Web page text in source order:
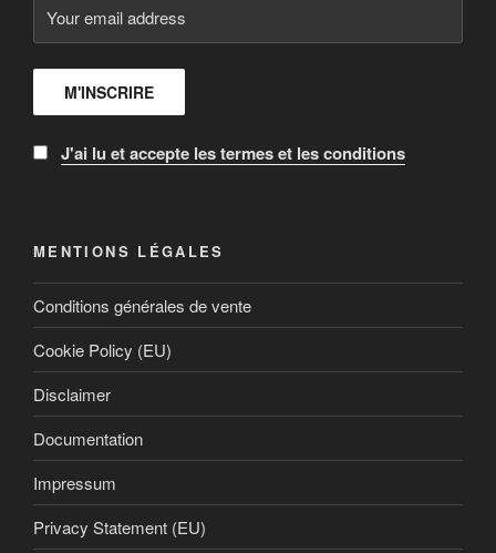
J'ai lu et accepte les termes et les conditions
MENTIONS LÉGALES
Conditions générales de vente
Cookie Policy (EU)
Disclaimer
Documentation
Impressum
Privacy Statement (EU)